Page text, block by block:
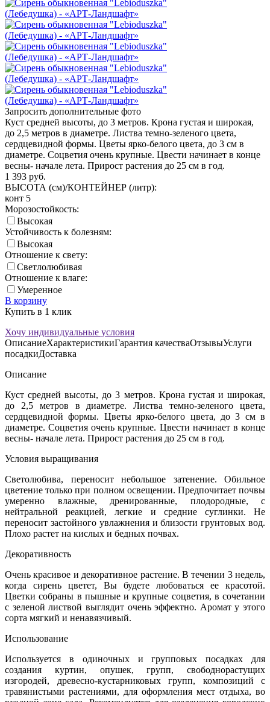
Запросить дополнительные фото
Куст средней высоты, до 3 метров. Крона густая и широкая,
до 2,5 метров в диаметре. Листва темно-зеленого цвета,
сердцевидной формы. Цветы ярко-белого цвета, до 3 см в
диаметре. Соцветия очень крупные. Цвести начинает в конце
весны- начале лета. Прирост растения до 25 см в год.
1 393 руб.
ВЫСОТА (см)/КОНТЕЙНЕР (литр):
конт 5
Морозостойкость:
Высокая
Устойчивость к болезням:
Высокая
Отношение к свету:
Светлолюбивая
Отношение к влаге:
Умеренное
В корзину
Купить в 1 клик
Хочу индивидуальные условия
ОписаниеХарактеристикиГарантия качестваОтзывыУслуги
посадкиДоставка
Описание
Куст средней высоты, до 3 метров. Крона густая и широкая,
до 2,5 метров в диаметре. Листва темно-зеленого цвета,
сердцевидной формы. Цветы ярко-белого цвета, до 3 см в
диаметре. Соцветия очень крупные. Цвести начинает в конце
весны- начале лета. Прирост растения до 25 см в год.
Условия выращивания
Светолюбива, переносит небольшое затенение. Обильное
цветение только при полном освещении. Предпочитает почвы
умеренно влажные, дренированные, плодородные, с
нейтральной реакцией, легкие и средние суглинки. Не
переносит застойного увлажнения и близости грунтовых вод.
Плохо растет на кислых и бедных почвах.
Декоративность
Очень красивое и декоративное растение. В течении 3 недель,
когда сирень цветет, Вы будете любоваться ее красотой.
Цветки собраны в пышные и крупные соцветия, в сочетании
с зеленой листвой выглядит очень эффектно. Аромат у этого
сорта мягкий и ненавязчивый.
Использование
Используется в одиночных и групповых посадках для
создания куртин, опушек, групп, свободнорастущих
изгородей, древесно-кустарниковых групп, композиций с
травянистыми растениями, для оформления мест отдыха, во